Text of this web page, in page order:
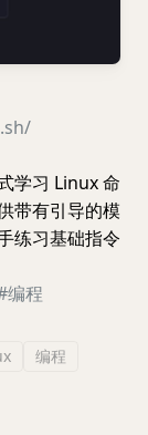
学习 Linux 命
带有引导的模
练习基础指令
编程
编程